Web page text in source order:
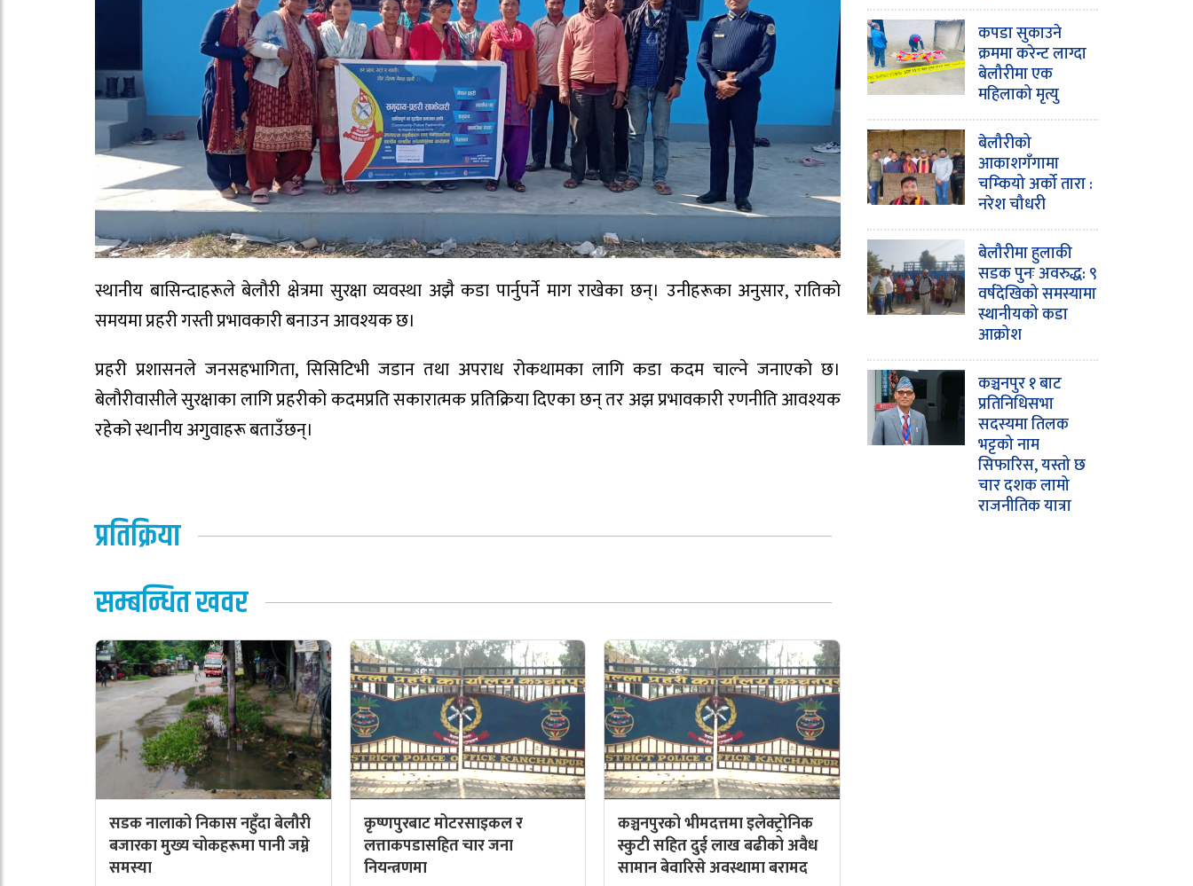
स्थानीय बासिन्दाहरूले बेलौरी क्षेत्रमा सुरक्षा व्यवस्था अझै कडा पार्नुपर्ने माग राखेका छन्। उनीहरूका अनुसार, रातिको
समयमा प्रहरी गस्ती प्रभावकारी बनाउन आवश्यक छ।
प्रहरी प्रशासनले जनसहभागिता, सिसिटिभी जडान तथा अपराध रोकथामका लागि कडा कदम चाल्ने जनाएको छ।
बेलौरीवासीले सुरक्षाका लागि प्रहरीको कदमप्रति सकारात्मक प्रतिक्रिया दिएका छन् तर अझ प्रभावकारी रणनीति आवश्यक
रहेको स्थानीय अगुवाहरू बताउँछन्।
प्रतिक्रिया
सम्बन्धित खवर
सडक नालाको निकास नहुँदा बेलौरी
बजारका मुख्य चोकहरूमा पानी जम्ने
समस्या
कृष्णपुरबाट मोटरसाइकल र
लत्ताकपडासहित चार जना
नियन्त्रणमा
कञ्चनपुरको भीमदत्तमा इलेक्ट्रोनिक
स्कुटी सहित दुई लाख बढीको अवैध
सामान बेवारिसे अवस्थामा बरामद
कपडा सुकाउने
क्रममा करेन्ट लाग्दा
बेलौरीमा एक
महिलाको मृत्यु
बेलौरीको
आकाशगँगामा
चम्कियो अर्को तारा :
नरेश चौधरी
बेलौरीमा हुलाकी
सडक पुनः अवरुद्ध: ९
वर्षदेखिको समस्यामा
स्थानीयको कडा
आक्रोश
कञ्चनपुर १ बाट
प्रतिनिधिसभा
सदस्यमा तिलक
भट्टको नाम
सिफारिस, यस्तो छ
चार दशक लामो
राजनीतिक यात्रा